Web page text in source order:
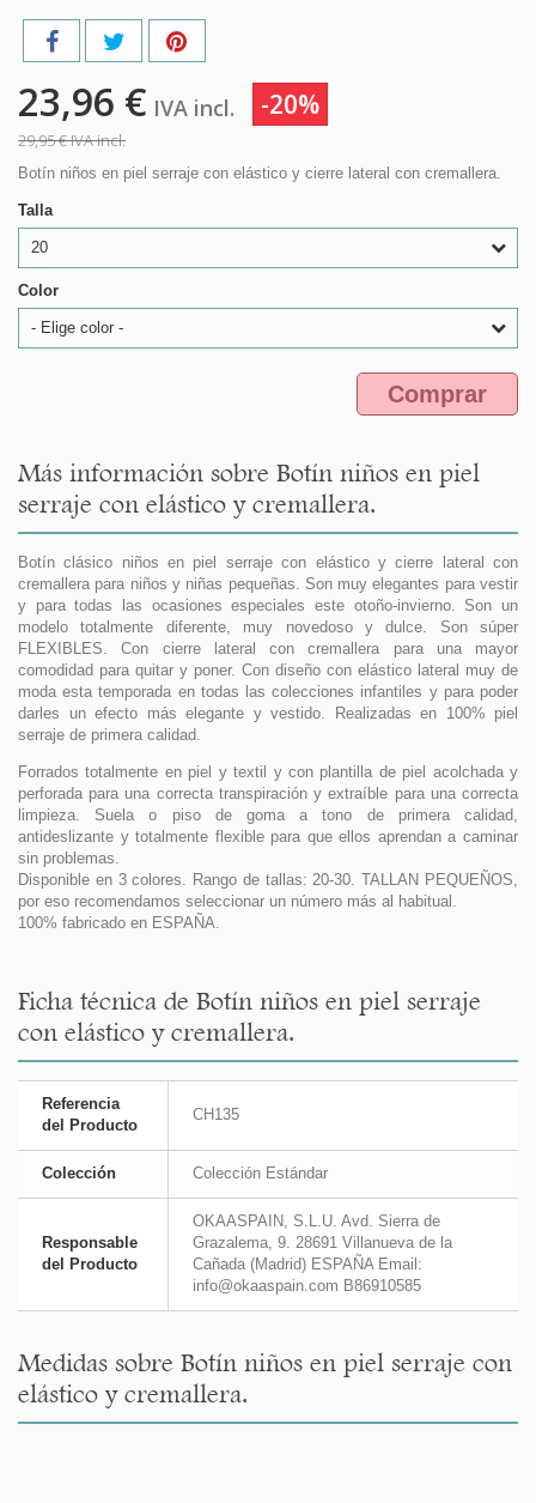
23,96 € IVA incl. -20%
29,95 €IVA incl.
Botín niños en piel serraje con elástico y cierre lateral con cremallera.
Talla
20
Color
- Elige color -
Comprar
Más información sobre Botín niños en piel
serraje con elástico y cremallera.
Botín clásico niños en piel serraje con elástico y cierre lateral con
cremallera para niños y niñas pequeñas. Son muy elegantes para vestir
y para todas las ocasiones especiales este otoño-invierno. Son un
modelo totalmente diferente, muy novedoso y dulce. Son súper
FLEXIBLES. Con cierre lateral con cremallera para una mayor
comodidad para quitar y poner. Con diseño con elástico lateral muy de
moda esta temporada en todas las colecciones infantiles y para poder
darles un efecto más elegante y vestido. Realizadas en 100% piel
serraje de primera calidad.
Forrados totalmente en piel y textil y con plantilla de piel acolchada y
perforada para una correcta transpiración y extraíble para una correcta
limpieza. Suela o piso de goma a tono de primera calidad,
antideslizante y totalmente flexible para que ellos aprendan a caminar
sin problemas.
Disponible en 3 colores. Rango de tallas: 20-30. TALLAN PEQUEÑOS,
por eso recomendamos seleccionar un número más al habitual.
100% fabricado en ESPAÑA.
Ficha técnica de Botín niños en piel serraje
con elástico y cremallera.
Referencia
del Producto
CH135
Colección Colección Estándar
Responsable
del Producto
OKAASPAIN, S.L.U. Avd. Sierra de
Grazalema, 9. 28691 Villanueva de la
Cañada (Madrid) ESPAÑA Email:
info@okaaspain.com B86910585
Medidas sobre Botín niños en piel serraje con
elástico y cremallera.